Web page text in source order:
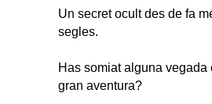
Un secret ocult des de fa
segles.
Has somiat alguna vegada
gran aventura?